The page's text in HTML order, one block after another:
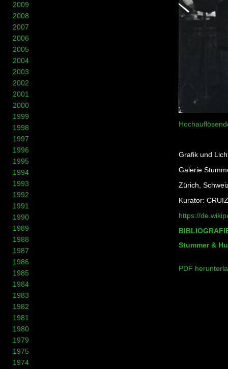
2009
2008
2007
2006
2005
2004
2003
2002
2001
2000
1999
1998
1997
1996
1995
1994
1993
1992
1991
1990
1989
1988
1987
1986
1985
1984
1983
1982
1981
1980
1979
1975
1974
Grafik und
Galerie
Zürich,
Kurator:
https://
Stummer &
PDF